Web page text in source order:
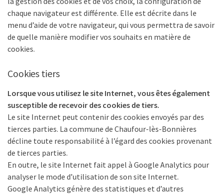
chaque navigateur est différente. Elle est décrite dans le
menu d’aide de votre navigateur, qui vous permettra de savoir
de quelle manière modifier vos souhaits en matière de
cookies.
Cookies tiers
Lorsque vous utilisez le site Internet, vous êtes également
susceptible de recevoir des cookies de tiers.
Le site Internet peut contenir des cookies envoyés par des
tierces parties. La commune de Chaufour-lès-Bonnières
décline toute responsabilité à l’égard des cookies provenant
de tierces parties.
En outre, le site Internet fait appel à Google Analytics pour
analyser le mode d’utilisation de son site Internet.
Google Analytics génère des statistiques et d’autres